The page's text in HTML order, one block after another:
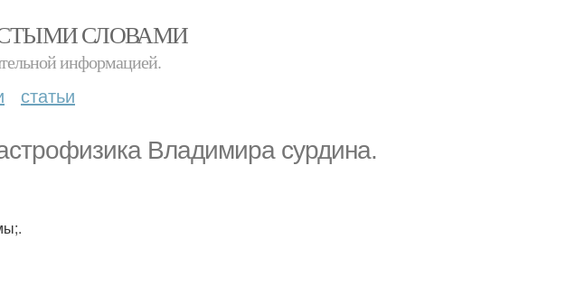
СЛОВАМИ
информацией.
статьи
Владимира сурдина.